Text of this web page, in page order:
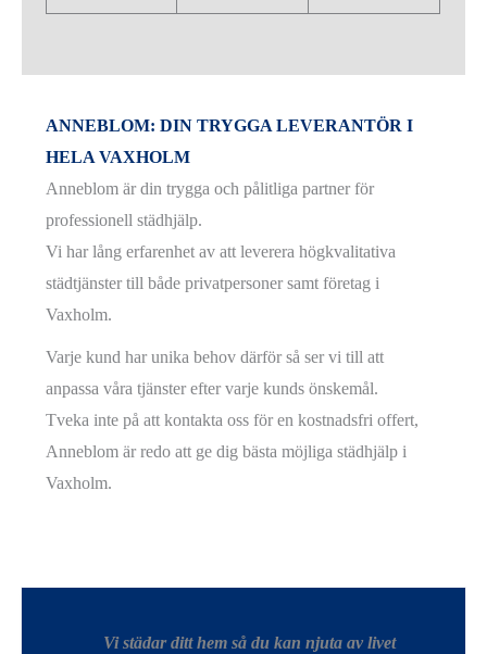
ANNEBLOM: DIN TRYGGA LEVERANTÖR I
HELA VAXHOLM
Anneblom är din trygga och pålitliga partner för
professionell städhjälp.
Vi har lång erfarenhet av att leverera högkvalitativa
städtjänster till både privatpersoner samt företag i
Vaxholm.
Varje kund har unika behov därför så ser vi till att
anpassa våra tjänster efter varje kunds önskemål.
Tveka inte på att kontakta oss för en kostnadsfri offert,
Anneblom är redo att ge dig bästa möjliga städhjälp i
Vaxholm.
Vi städar ditt hem så du kan njuta av livet